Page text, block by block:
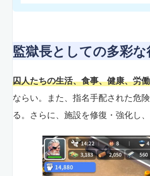
監獄長としての多彩
囚人たちの生活、食事、健康、労
ならい。また、指名手配された危
る。さらに、施設を修復・強化し